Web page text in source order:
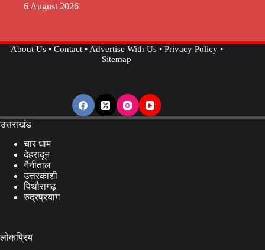
6 August 2026
About Us• Contact•Advertise With Us• Privacy Policy•
Sitemap
उत्तराखंड
चार धाम
देहरादून
नैनीताल
उत्तरकाशी
पिथौरागढ़
रुद्रप्रयाग
लोकप्रिय